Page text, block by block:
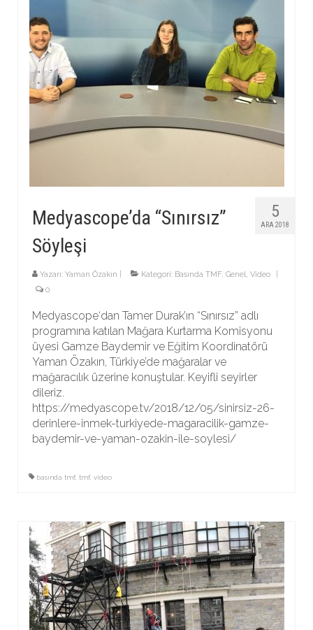
5
ARA 2018
Medyascope’da “Sınırsız”
Söyleşi
Yazarı: Yaman Özakın Kategori: Basında TMF, Genel, Video
0
Medyascope‘dan Tamer Durak’ın “Sınırsız” adlı
programına katılan Mağara Kurtarma Komisyonu
üyesi Gamze Baydemir ve Eğitim Koordinatörü
Yaman Özakın, Türkiye’de mağaralar ve
mağaracılık üzerine konuştular. Keyifli seyirler
dileriz.
https://medyascope.tv/2018/12/05/sinirsiz-26-
derinlere-inmek-turkiyede-magaracilik-gamze-
baydemir-ve-yaman-ozakin-ile-soylesi/
basında tmf, tmf, video